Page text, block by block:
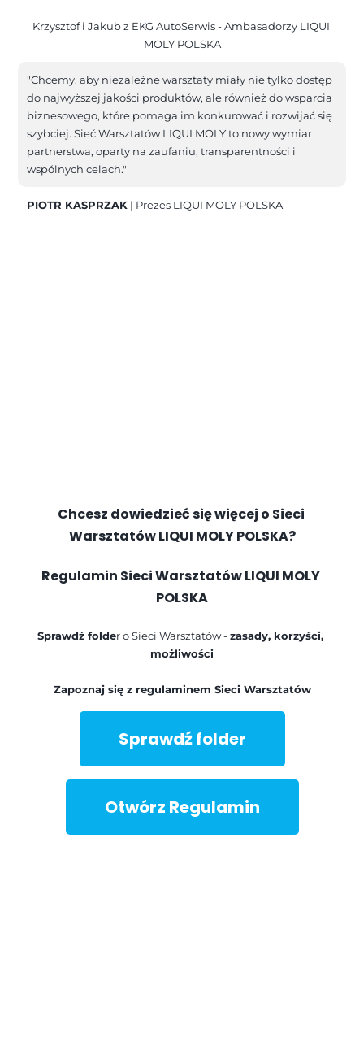
Krzysztof i Jakub z EKG AutoSerwis - Ambasadorzy LIQUI
MOLY POLSKA
"Chcemy, aby niezależne warsztaty miały nie tylko dostęp
do najwyższej jakości produktów, ale również do wsparcia
biznesowego, które pomaga im konkurować i rozwijać się
szybciej. Sieć Warsztatów LIQUI MOLY to nowy wymiar
partnerstwa, oparty na zaufaniu, transparentności i
wspólnych celach."
PIOTR KASPRZAK | Prezes LIQUI MOLY POLSKA
Chcesz dowiedzieć się więcej o Sieci
Warsztatów LIQUI MOLY POLSKA?
Regulamin Sieci Warsztatów LIQUI MOLY
POLSKA
Sprawdź folder o Sieci Warsztatów - zasady, korzyści,
możliwości
Zapoznaj się z regulaminem Sieci Warsztatów
Sprawdź folder
Otwórz Regulamin